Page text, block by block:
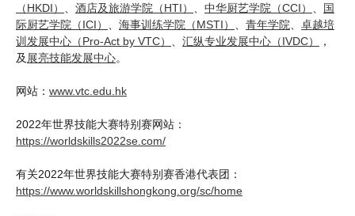
（HKDI）
酒店及旅游学院（HTI） 中华厨艺学院（CCI）
国
际厨艺学院（ICI）
海事训练学院（MSTI） 青年学院
卓越培
训发展中心（Pro-Act by VTC）
汇纵专业发展中心（IVDC）
，
及 展亮技能发展中心。
网站： www.vtc.edu.hk
2022年世界技能大赛特别赛网站：
https://worldskills2022se.com/
有关2022年世界技能大赛特别赛香港代表团：
https://www.worldskillshongkong.org/sc/home